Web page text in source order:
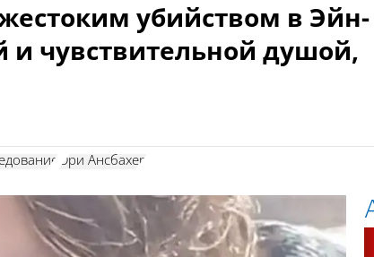
убийством в Эйн-
и чувствительной душой,
Ори Ансбахер